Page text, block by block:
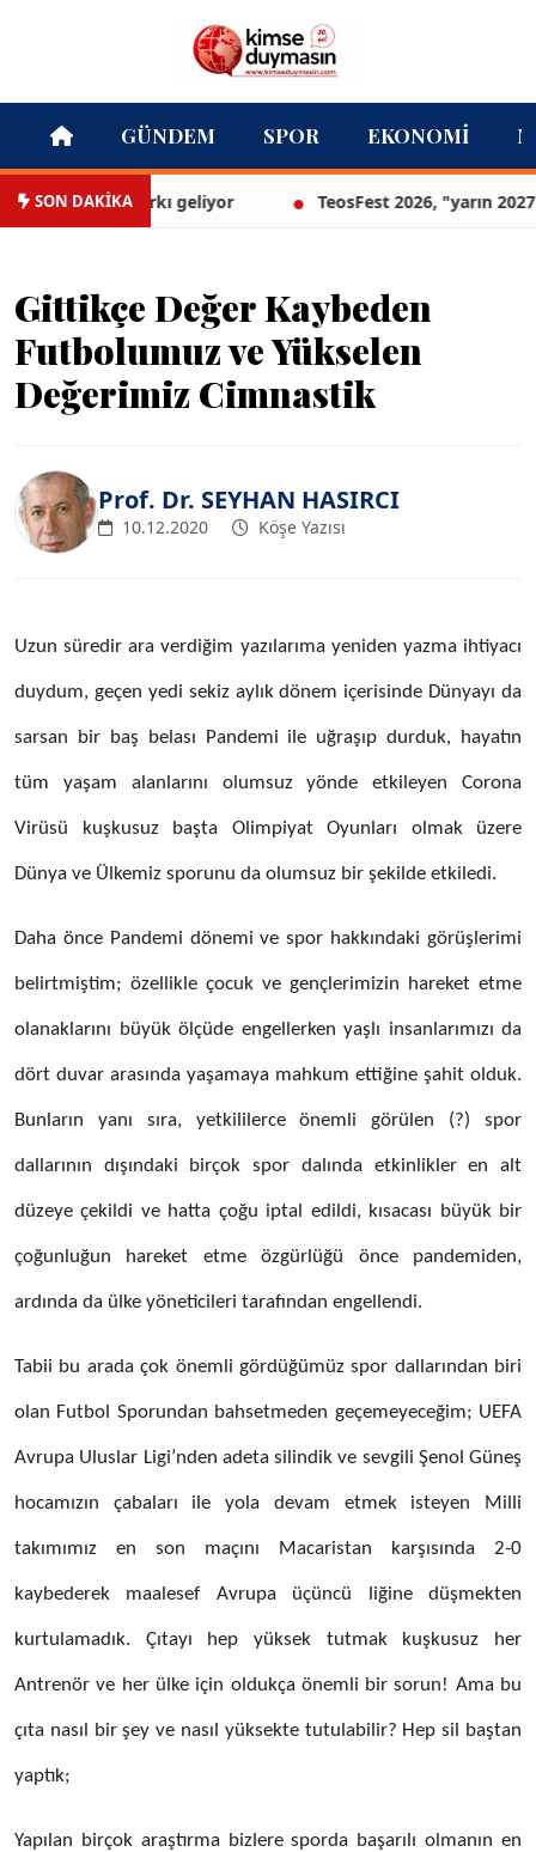
GÜNDEM SPOR EKONOMI
SON DAKİKA
lavanta parkı geliyor TeosFest 2026, "yarın 2027
Gittikçe Değer Kaybeden
Futbolumuz ve Yükselen
Değerimiz Cimnastik
Prof. Dr. SEYHAN HASIRCI
10.12.2020 Köşe Yazısı
Uzun süredir ara verdiğim yazılarıma yeniden yazma ihtiyacı
duydum, geçen yedi sekiz aylık dönem içerisinde Dünyayı da
sarsan bir baş belası Pandemi ile uğraşıp durduk, hayatın
tüm yaşam alanlarını olumsuz yönde etkileyen Corona
Virüsü kuşkusuz başta Olimpiyat Oyunları olmak üzere
Dünya ve Ülkemiz sporunu da olumsuz bir şekilde etkiledi.
Daha önce Pandemi dönemi ve spor hakkındaki görüşlerimi
belirtmiştim; özellikle çocuk ve gençlerimizin hareket etme
olanaklarını büyük ölçüde engellerken yaşlı insanlarımızı da
dört duvar arasında yaşamaya mahkum ettiğine şahit olduk.
Bunların yanı sıra, yetkililerce önemli görülen (?) spor
dallarının dışındaki birçok spor dalında etkinlikler en alt
düzeye çekildi ve hatta çoğu iptal edildi, kısacası büyük bir
çoğunluğun hareket etme özgürlüğü önce pandemiden,
ardında da ülke yöneticileri tarafından engellendi.
Tabii bu arada çok önemli gördüğümüz spor dallarından biri
olan Futbol Sporundan bahsetmeden geçemeyeceğim; UEFA
Avrupa Uluslar Ligi’nden adeta silindik ve sevgili Şenol Güneş
hocamızın çabaları ile yola devam etmek isteyen Milli
takımımız en son maçını Macaristan karşısında 2-0
kaybederek maalesef Avrupa üçüncü liğine düşmekten
kurtulamadık. Çıtayı hep yüksek tutmak kuşkusuz her
Antrenör ve her ülke için oldukça önemli bir sorun! Ama bu
çıta nasıl bir şey ve nasıl yüksekte tutulabilir? Hep sil baştan
yaptık;
Yapılan birçok araştırma bizlere sporda başarılı olmanın en